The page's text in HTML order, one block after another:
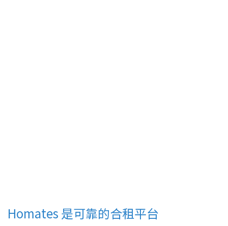
Homates 是可靠的合租平台